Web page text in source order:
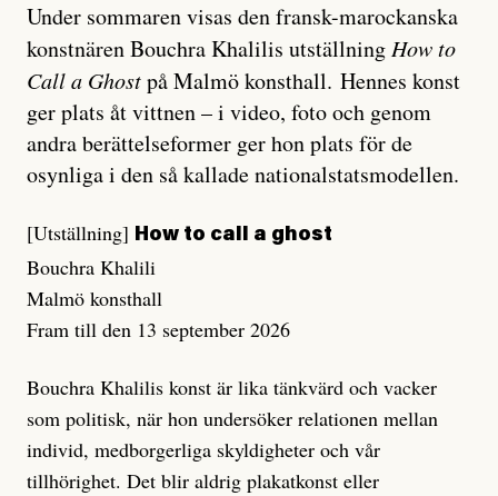
Under sommaren visas den fransk-marockanska
konstnären Bouchra Khalilis utställningHow to
Call a Ghostpå Malmö konsthall. Hennes konst
ger plats åt vittnen – i video, foto och genom
andra berättelseformer ger hon plats för de
osynliga i den så kallade nationalstatsmodellen.
[Utställning] How to call a ghost
Bouchra Khalili
Malmö konsthall
Fram till den 13 september 2026
Bouchra Khalilis konst är lika tänkvärd och vacker
som politisk, när hon undersöker relationen mellan
individ, medborgerliga skyldigheter och vår
tillhörighet. Det blir aldrig plakatkonst eller